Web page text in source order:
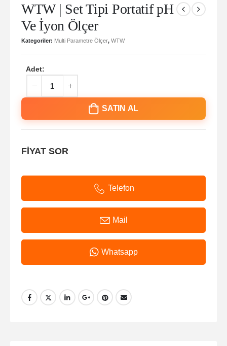
WTW | Set Tipi Portatif pH
Ve İyon Ölçer
Kategoriler: Multi Parametre Ölçer, WTW
Adet:
SATIN AL
FİYAT SOR
Telefon
Mail
Whatsapp